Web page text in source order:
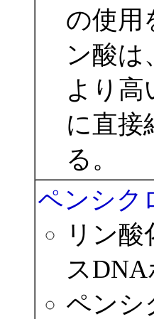
の使用
ン酸は
より高
に直接
る。
ペンシク
リン
ス
ペンシ